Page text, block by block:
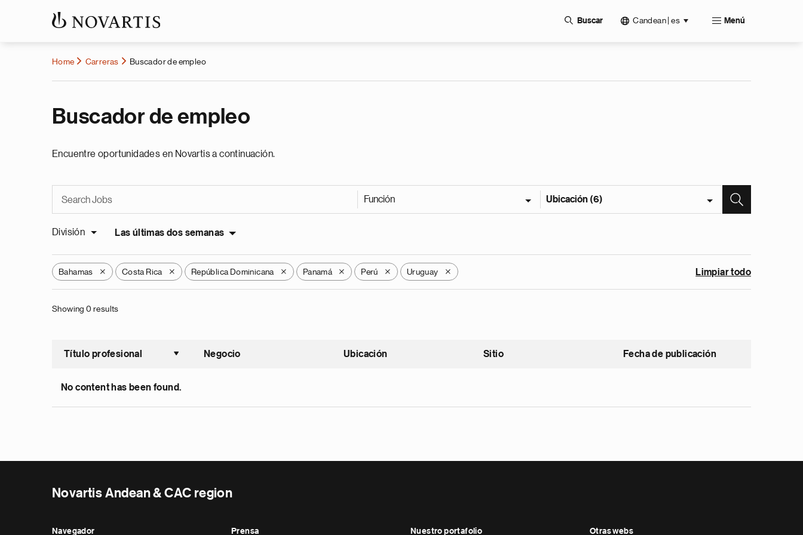
Buscar Candean | es Menú
Home Carreras Buscador de empleo
Buscador de empleo
Encuentre oportunidades en Novartis a continuación.
Función Ubicación (6)
División Las últimas dos semanas
Bahamas X Costa Rica X República Dominicana X Panamá X Perú X Uruguay X Limpiar todo
Showing 0 results
Título profesional
Ordenar ascendente
Negocio Ubicación Sitio Fecha de publicación
No content has been found.
Novartis Andean & CAC region
Navegador Prensa Nuestro portafolio Otras webs